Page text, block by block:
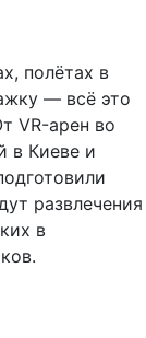
полётах в
— всё это
VR-арен во
в Киеве и
развлечения
в